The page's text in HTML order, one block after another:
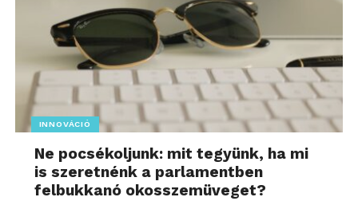
INNOVÁCIÓ
Ne pocsékoljunk: mit tegyünk, ha mi
is szeretnénk a parlamentben
felbukkanó okosszemüveget?